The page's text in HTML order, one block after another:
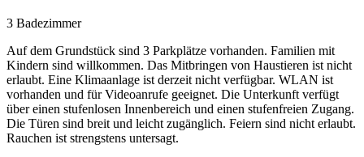
3 Badezimmer
Auf dem Grundstück sind 3 Parkplätze vorhanden. Familien mit
Kindern sind willkommen. Das Mitbringen von Haustieren ist nicht
erlaubt. Eine Klimaanlage ist derzeit nicht verfügbar. WLAN ist
vorhanden und für Videoanrufe geeignet. Die Unterkunft verfügt
über einen stufenlosen Innenbereich und einen stufenfreien Zugang.
Die Türen sind breit und leicht zugänglich. Feiern sind nicht erlaubt.
Rauchen ist strengstens untersagt.